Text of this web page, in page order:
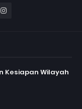
Kesiapan Wilayah